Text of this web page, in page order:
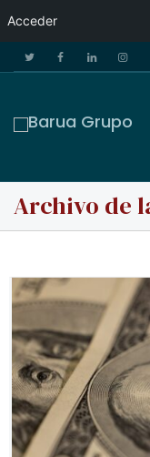
Acceder
Archivo de